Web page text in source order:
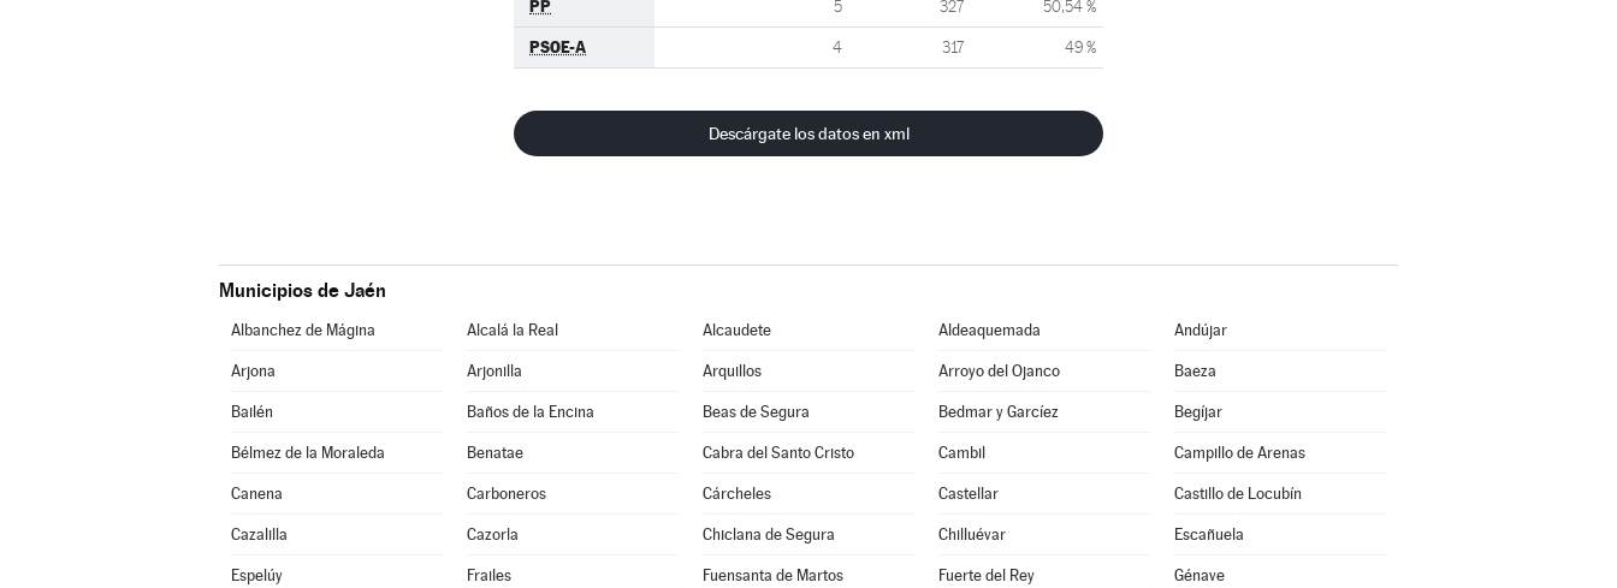
PP 5 327 50,54 %
PSOE-A 4 317 49 %
Descárgate los datos en xml
Municipios de Jaén
Albanchez de Mágina Alcalá la Real Alcaudete Aldeaquemada Andújar
Arjona Arjonilla Arquillos Arroyo del Ojanco Baeza
Bailén Baños de la Encina Beas de Segura Bedmar y Garcíez Begíjar
Bélmez de la Moraleda Benatae Cabra del Santo Cristo Cambil Campillo de Arenas
Canena Carboneros Cárcheles Castellar Castillo de Locubín
Cazalilla Cazorla Chiclana de Segura Chilluévar Escañuela
Espelúy Frailes Fuensanta de Martos Fuerte del Rey Génave